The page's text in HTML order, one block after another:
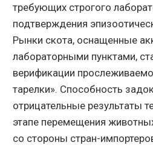
требующих строгого
подтверждения
Рынки скота, оснащенные
лабораторными пунктами,
верификации
тарелки». Способность
отрицательные результаты
этапе перемещения
со стороны стран-